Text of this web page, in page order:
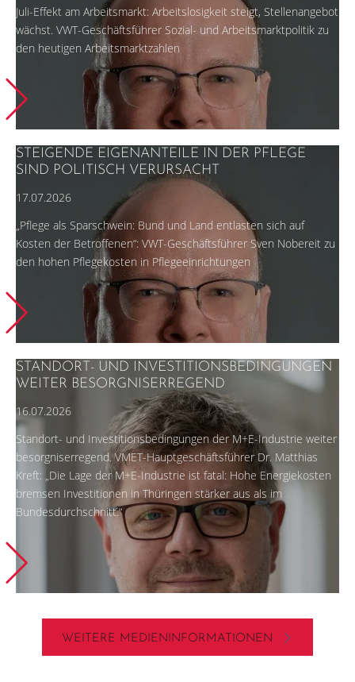
Juli-Effekt am Arbeitsmarkt: Arbeitslosigkeit steigt, Stellenangebot
wächst. VWT-Geschäftsführer Sozial- und Arbeitsmarktpolitik zu
den heutigen Arbeitsmarktzahlen
STEIGENDE EIGENANTEILE IN DER PFLEGE
SIND POLITISCH VERURSACHT
17.07.2026
„Pflege als Sparschwein: Bund und Land entlasten sich auf
Kosten der Betroffenen“: VWT-Geschäftsführer Sven Nobereit zu
den hohen Pflegekosten in Pflegeeinrichtungen
STANDORT- UND INVESTITIONSBEDINGUNGEN
WEITER BESORGNISERREGEND
16.07.2026
Standort- und Investitionsbedingungen der M+E-Industrie weiter
besorgniserregend. VMET-Hauptgeschäftsführer Dr. Matthias
Kreft: „Die Lage der M+E-Industrie ist fatal: Hohe Energiekosten
bremsen Investitionen in Thüringen stärker aus als im
Bundesdurchschnitt.“
WEITERE MEDIENINFORMATIONEN